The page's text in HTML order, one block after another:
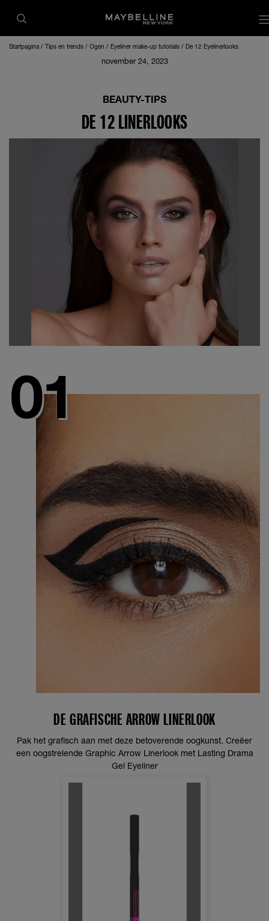
Startpagina Tips en trends Ogen Eyeliner make-up tutorials De 12 Eyelinerlooks
november 24, 2023
BEAUTY-TIPS
DE 12 LINERLOOKS
DE GRAFISCHE ARROW LINERLOOK
Pak het grafisch aan met deze betoverende oogkunst. Creëer
een oogstrelende Graphic Arrow Linerlook met Lasting Drama
Gel Eyeliner